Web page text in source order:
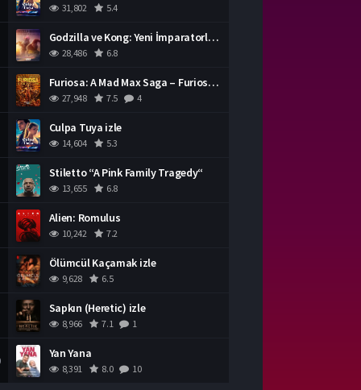
31,802 5.4
Godzilla ve Kong: Yeni İmparatorluk izle
28,486 6.8
Furiosa: A Mad Max Saga – Furiosa Bir Mad Max Destanı
27,948 7.5 4
Culpa Tuya izle
14,604 5.3
Stiletto “A Pink Family Tragedy“
13,655 6.8
Alien: Romulus
10,242 7.2
Ölümcül Kaçamak izle
9,628 6.5
Sapkın (Heretic) izle
8,966 7.1 1
Yan Yana
8,391 8.0 10